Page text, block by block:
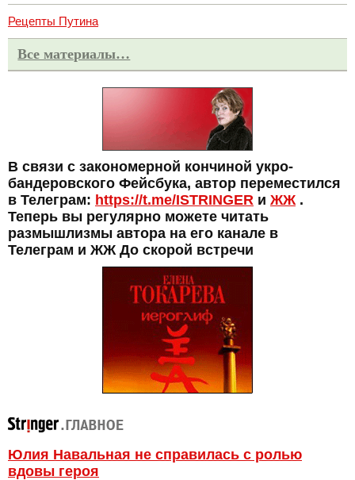
Рецепты Путина
Все материалы…
В связи с закономерной кончиной укро-
бандеровского Фейсбука, автор переместился
в Телеграм: https://t.me/ISTRINGER и ЖЖ.
Теперь вы регулярно можете читать
размышлизмы автора на его канале в
Телеграм и ЖЖ До скорой встречи
Юлия Навальная не справилась с ролью
вдовы героя